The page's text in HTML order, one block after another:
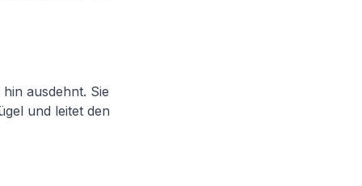
ausdehnt. Sie
und leitet den